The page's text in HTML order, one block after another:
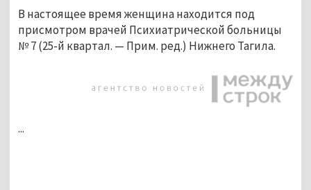
В настоящее время женщина находится под
присмотром врачей Психиатрической больницы
№ 7 (25-й квартал. — Прим. ред.) Нижнего Тагила.
...